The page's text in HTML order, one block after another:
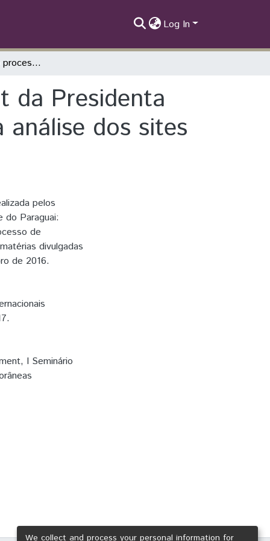
Log In
A repercussão do processo de impeachment da Presidenta Dilma Rousseff nos portais de notícias: uma análise dos sites La Gaceta, Misiones, ABC e Ultima Hora
da Presidenta
dos sites
pelos
do Paraguai:
de
divulgadas
de 2016.
, I Seminário
We collect and process your personal information for